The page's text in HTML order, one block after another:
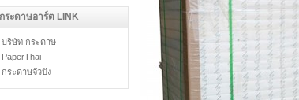
กระดาษอาร์ต LINK
บริษัท กระดาษ
PaperThai
กระดาษจั่วปัง